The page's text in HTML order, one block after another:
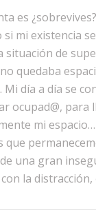
es
si mi existencia
situación de
quedaba
Mi día a día se
ocupad@, para
mi
que
una gran
la distracción,